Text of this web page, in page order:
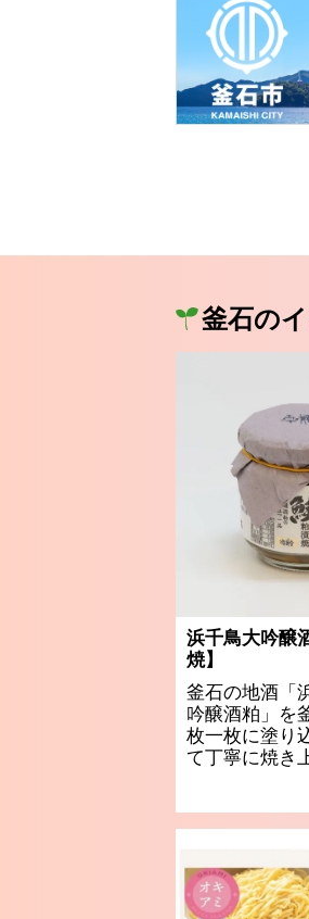
釜石の
浜千鳥大吟醸
焼】
釜石の地酒「
吟醸酒粕」を
枚一枚に塗り
て丁寧に焼き